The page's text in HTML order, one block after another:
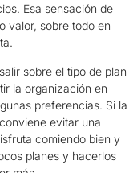
Esa sensación de
valor, sobre todo en
sobre el tipo de plan
la organización en
preferencias. Si la
evitar una
comiendo bien y
planes y hacerlos